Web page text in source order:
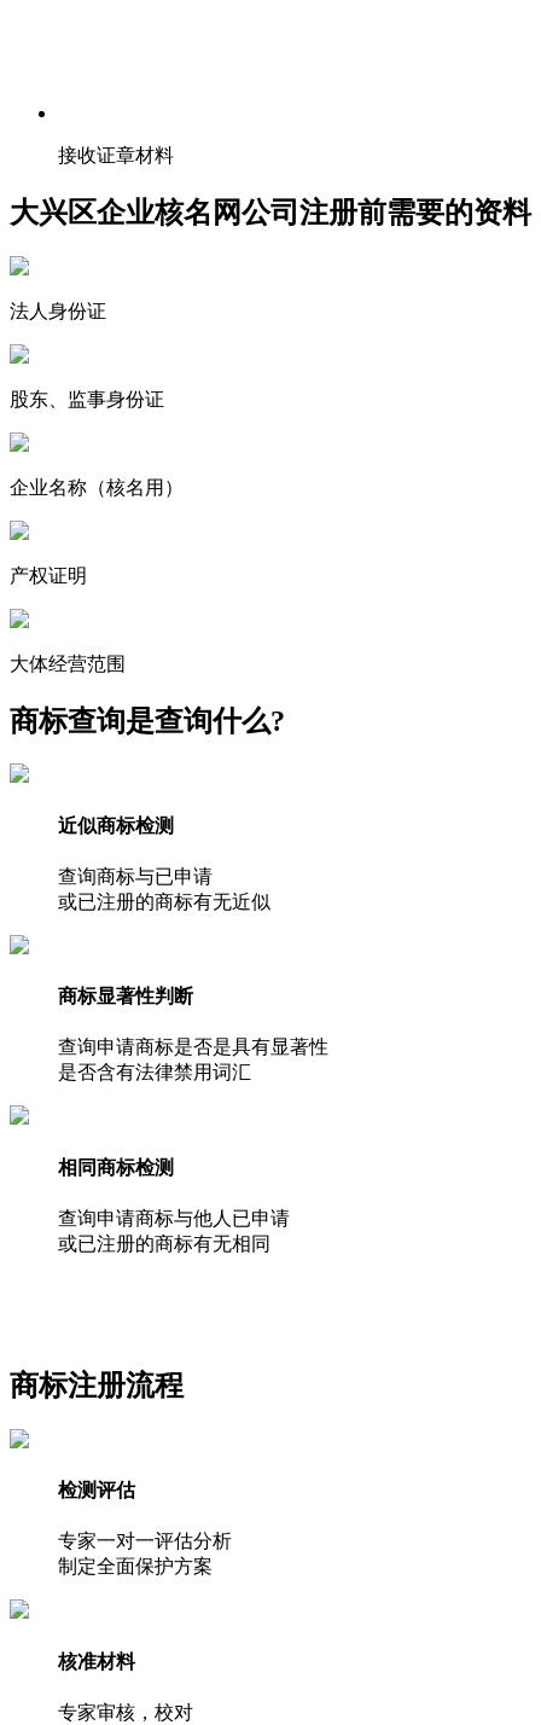
接收证章材料
大兴区企业核名网公司注册前需要的资料
法人身份证
股东、监事身份证
企业名称 （核名用）
产权证明
大体经营范围
商标查询是查询什么?
近似商标检测
查询商标与已申请
或已注册的商标有无近似
商标显著性判断
查询申请商标是否是具有显著性
是否含有法律禁用词汇
相同商标检测
查询申请商标与他人已申请
或已注册的商标有无相同
商标注册流程
检测评估
专家一对一评估分析
制定全面保护方案
核准材料
专家审核，校对